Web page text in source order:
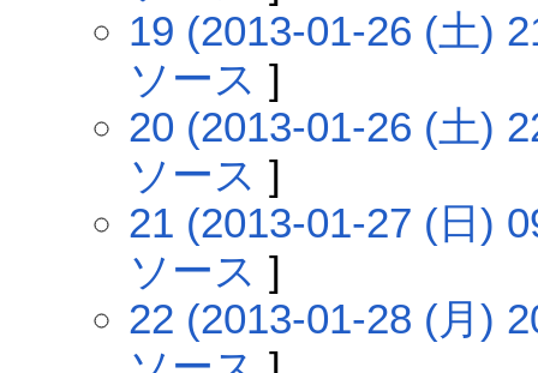
19 (2013-01-26 (土)
ソース ]
20 (2013-01-26 (土)
ソース ]
21 (2013-01-27 (日)
ソース ]
22 (2013-01-28 (月)